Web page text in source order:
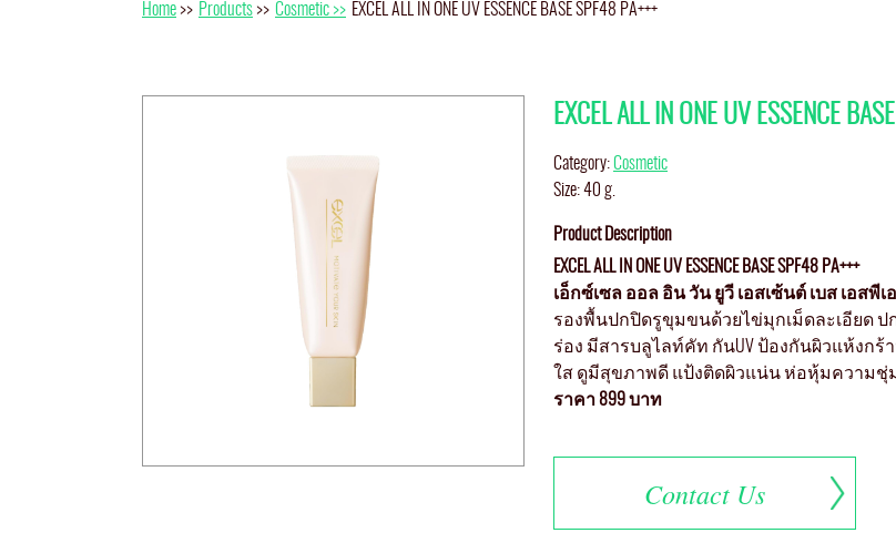
Home >> Products >> Cosmetic >> EXCEL ALL IN ONE UV ESSENCE BASE SPF48 PA+++
EXCEL ALL IN ONE UV ESSENCE
Category:Cosmetic
Size: 40 g.
Product Description
EXCEL ALL IN ONE UV ESSENCE BASE SPF48 PA+++
เอ็กซ์เซล ออล อิน วัน ยูวี เอสเซ้นต์ เบส เอสพีเอ
รองพื้นปกปิดรูขุมขนด้วยไข่มุกเม็ดละเอียด ป
ร่อง มีสารบลูไลท์คัท กันUV ป้องกันผิวแห้งกร้
ใส ดูมีสุขภาพดี แป้งติดผิวแน่น ห่อหุ้มความชุ่
ราคา 899 บาท
Contact Us